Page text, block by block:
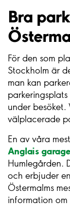
Bra
För den som
Stockholm är
man kan
under
välplacerade
En av våra
Anglais
Humlegården.
och erbjuder
Östermalms
information